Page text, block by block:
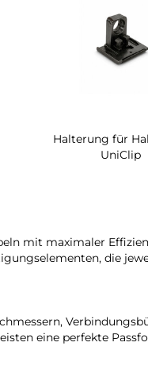
Halterung für
UniClip
mit maximaler
die
eine perfekte